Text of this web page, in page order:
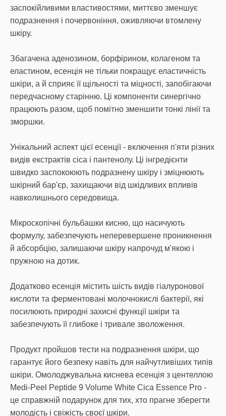
заспокійливими властивостями, миттєво зменшує
подразнення і почервоніння, оживляючи втомлену
шкіру.
Збагачена аденозином, борфірином, колагеном та
еластином, есенція не тільки покращує еластичність
шкіри, а й сприяє її щільності та міцності, запобігаючи
передчасному старінню. Ці компоненти синергічно
працюють разом, щоб помітно зменшити тонкі лінії та
зморшки.
Унікальний аспект цієї есенції - включення п'яти різних
видів екстрактів cica і пантенолу. Ці інгредієнти
швидко заспокоюють подразнену шкіру і зміцнюють
шкірний бар'єр, захищаючи від шкідливих впливів
навколишнього середовища.
Мікроскопічні бульбашки кисню, що насичують
формулу, забезпечують неперевершене проникнення
й абсорбцію, залишаючи шкіру напрочуд м'якою і
пружною на дотик.
Додатково есенція містить шість видів гіалуронової
кислоти та ферментовані молочнокислі бактерії, які
посилюють природні захисні функції шкіри та
забезпечують її глибоке і тривале зволоження.
Продукт пройшов тести на подразнення шкіри, що
гарантує його безпеку навіть для найчутливіших типів
шкіри. Омолоджувальна киснева есенція з центеллою
Medi-Peel Peptide 9 Volume White Cica Essence Pro -
це справжній подарунок для тих, хто прагне зберегти
молодість і свіжість своєї шкіри.